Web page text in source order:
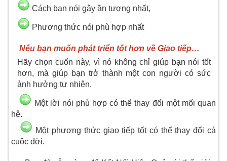
Cách bạn nói gây ần tượng nhất,
Phương thức nói phù hợp nhất
Nếu bạn muốn phát triển tốt hơn về Giao tiếp…
Hãy chọn cuốn này, vì nó không chỉ giúp bạn nói tốt
hơn, mà giúp bạn trở thành một con người có sức
ảnh hưởng tự nhiên.
Một lời nói phù hợp có thể thay đổi một mối quan
hệ.
Một phương thức giao tiếp tốt có thể thay đổi cả
cuộc đời.